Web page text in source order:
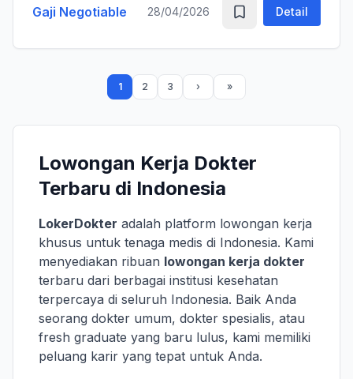
Gaji Negotiable 28/04/2026 Detail
1 2 3
Lowongan Kerja Dokter
Terbaru di Indonesia
LokerDokter adalah platform lowongan kerja
khusus untuk tenaga medis di Indonesia. Kami
menyediakan ribuan lowongan kerja dokter
terbaru dari berbagai institusi kesehatan
terpercaya di seluruh Indonesia. Baik Anda
seorang dokter umum, dokter spesialis, atau
fresh graduate yang baru lulus, kami memiliki
peluang karir yang tepat untuk Anda.